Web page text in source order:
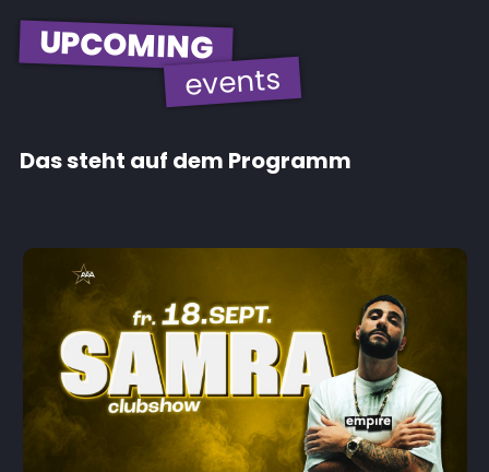
UPCOMING
events
Das steht auf dem Programm